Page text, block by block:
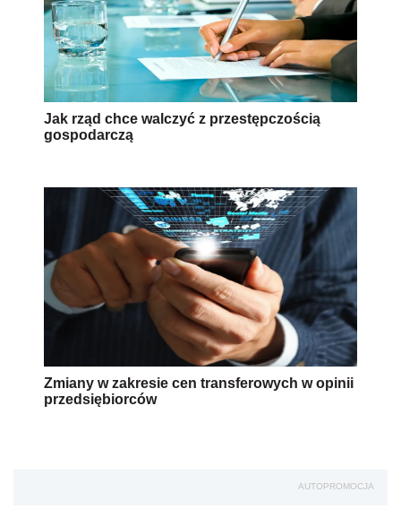
Jak rząd chce walczyć z przestępczością
gospodarczą
Zmiany w zakresie cen transferowych w opinii
przedsiębiorców
AUTOPROMOCJA